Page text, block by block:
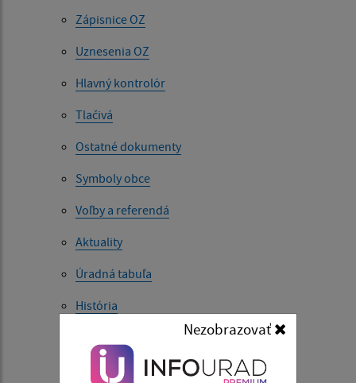
Zápisnice OZ
Uznesenia OZ
Hlavný kontrolór
Tlačivá
Ostatné dokumenty
Symboly obce
Voľby a referendá
Aktuality
Úradná tabuľa
História
Nezobrazovať